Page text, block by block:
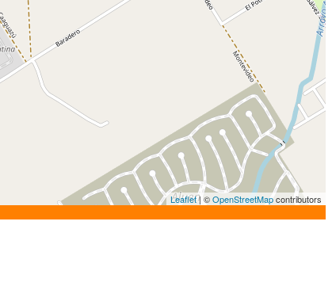
Leaflet| ©OpenStreetMapcontributors